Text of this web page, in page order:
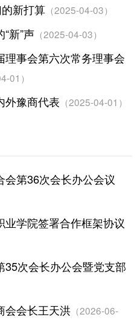
新打算（2025-04-03）
新”声（2025-04-03）
事会第六次常务理事会
01）
外豫商代表 （2025-04-01）
第36次会长办公会议
学院签署合作框架协议
次会长办公会暨党支部
会会长王天洪（2026-06-